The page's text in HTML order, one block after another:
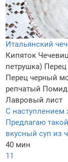
Итальянский
Кипяток
петрушка)
Перец черный
репчатый
Лавровый лист
С наступлением
Предлагаю
вкусный суп из
40 мин
11